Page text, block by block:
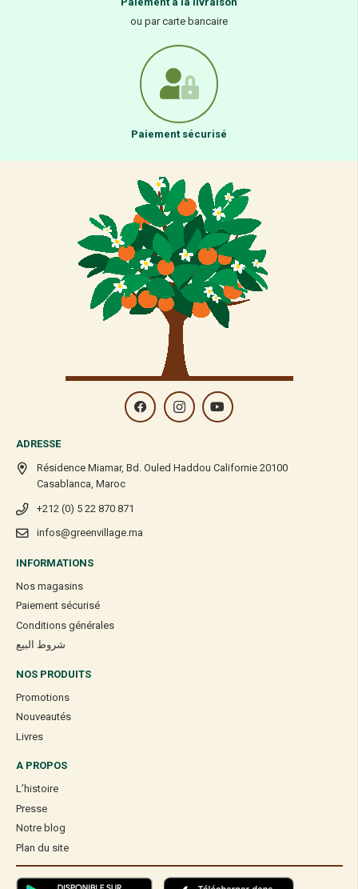
GPH DIFFUSION
Gph Diffusion (Complexe Vigne Rouge+
Bardane+Hamamelis) 120 Comp
170,50
Dhs
Rupture de stock
GPH DIFFUSION
Gph Diffusion Extrait de Levure de Riz Rouge 180 Gélules
311,00 Dhs
Gph Diffusion Vitamine C – Liposomale – 200mg – 90